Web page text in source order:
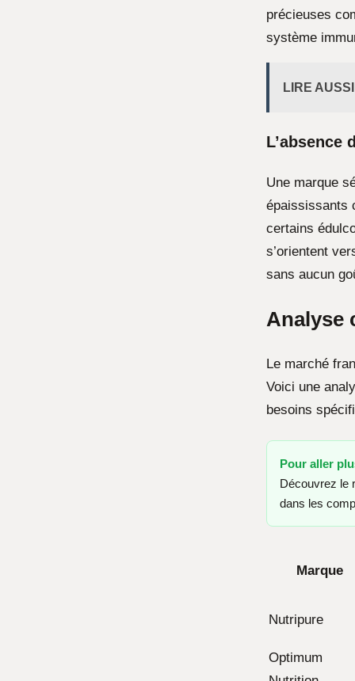
précieuses
système
LIRE AUSSI
L’absence
Une marque
épaississants
certains
s’orientent
sans aucun
Analyse
Le marché
Voici une
besoins
Pour aller
Découvrez le
dans les
Marque
Nutripure
Optimum